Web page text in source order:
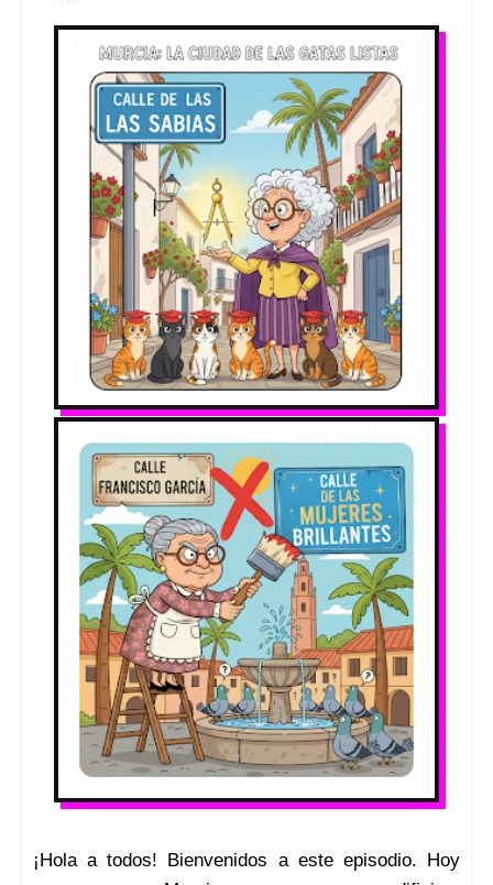
¡Hola a todos! Bienvenidos a este episodio. Hoy